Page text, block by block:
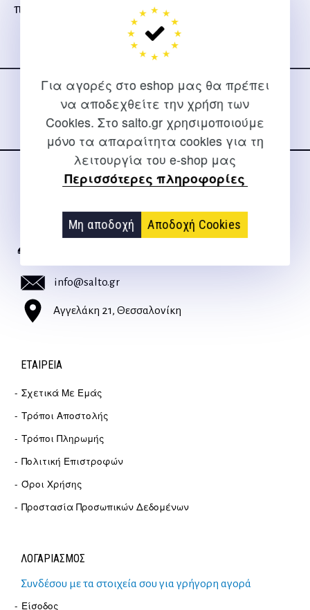
Για αγορές στο eshop μας θα πρέπει
να αποδεχθείτε την χρήση των
Cookies. Στο salto.gr χρησιμοποιούμε
μόνο τα απαραίτητα cookies για τη
λειτουργία του e-shop μας
Περισσότερες πληροφορίες
Μη αποδοχή Αποδοχή Cookies
πληροφορίες και τεχνικά σχέδια.
Ακολουθήστε μας
ΕΠΙΚΟΙΝΩΝΊΑ
Για διευκρινίσεις και υποστήριξη παραγγελιών μέσω του
info@salto.gr
Αγγελάκη 21, Θεσσαλονίκη
ΕΤΑΙΡΕΊΑ
Σχετικά Με Εμάς
Τρόποι Αποστολής
Τρόποι Πληρωμής
Πολιτική Επιστροφών
Όροι Χρήσης
Προστασία Προσωπικών Δεδομένων
ΛΟΓΑΡΙΑΣΜΟΣ
Συνδέσου με τα στοιχεία σου για γρήγορη αγορά
Είσοδος